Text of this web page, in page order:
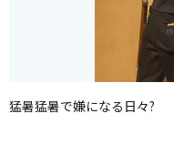
猛暑猛暑で嫌になる日々?